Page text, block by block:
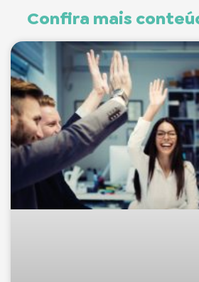
Confira mais